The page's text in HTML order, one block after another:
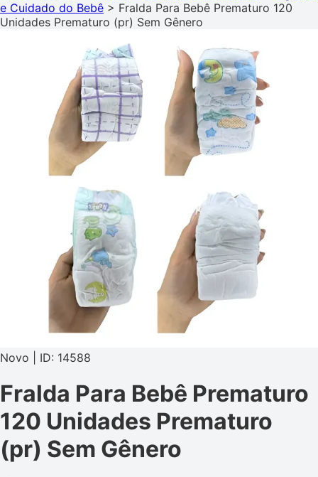
e Cuidado do Bebê > Fralda Para Bebê Prematuro 120
Unidades Prematuro (pr) Sem Gênero
Novo | ID: 14588
Fralda Para Bebê Prematuro
120 Unidades Prematuro
(pr) Sem Gênero